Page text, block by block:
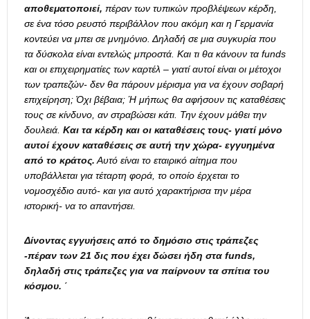
αποθεματοποιεί, πέραν των τυπικών προβλέψεων κέρδη,
σε ένα τόσο ρευστό περιβάλλον που ακόμη και η Γερμανία
κοντεύει να μπει σε μνημόνιο. Δηλαδή σε μια συγκυρία που
τα δύσκολα είναι εντελώς μπροστά. Και τι θα κάνουν τα funds
και οι επιχειρηματίες των καρτέλ – γιατί αυτοί είναι οι μέτοχοι
των τραπεζών- δεν θα πάρουν μέρισμα για να έχουν σοβαρή
επιχείρηση; Όχι βέβαια; Ή μήπως θα αφήσουν τις καταθέσεις
τους σε κίνδυνο, αν στραβώσει κάτι. Την έχουν μάθει την
δουλειά. Και τα κέρδη και οι καταθέσεις τους- γιατί μόνο
αυτοί έχουν καταθέσεις σε αυτή την χώρα- εγγυημένα
από το κράτος.Αυτό είναι το εταιρικό αίτημα που
υποβάλλεται για τέταρτη φορά, το οποίο έρχεται το
νομοσχέδιο αυτό- και για αυτό χαρακτήρισα την μέρα
ιστορική- να το απαντήσει.
Δίνοντας εγγυήσεις από το δημόσιο στις τράπεζες
-πέραν των 21 δις που έχει δώσει ήδη στα funds,
δηλαδή στις τράπεζες για να παίρνουν τα σπίτια του
κόσμου. ΄